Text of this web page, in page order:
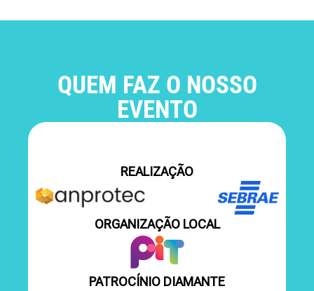
QUEM FAZ O NOSSO
EVENTO
REALIZAÇÃO
ORGANIZAÇÃO LOCAL
PATROCÍNIO DIAMANTE